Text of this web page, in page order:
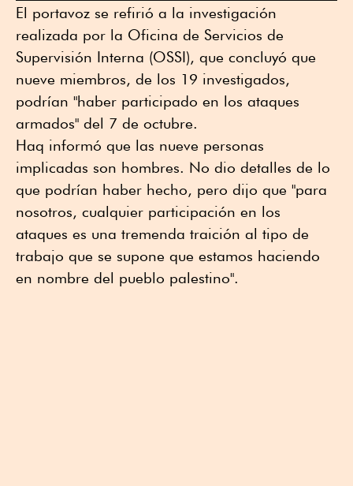
El portavoz se refirió a la investigación
realizada por la Oficina de Servicios de
Supervisión Interna (OSSI), que concluyó que
nueve miembros, de los 19 investigados,
podrían "haber participado en los ataques
armados" del 7 de octubre.
Haq informó que las nueve personas
implicadas son hombres. No dio detalles de lo
que podrían haber hecho, pero dijo que "para
nosotros, cualquier participación en los
ataques es una tremenda traición al tipo de
trabajo que se supone que estamos haciendo
en nombre del pueblo palestino".